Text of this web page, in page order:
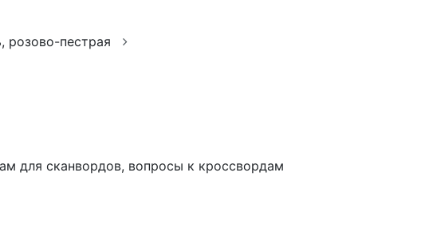
розово-пестрая
для сканвордов, вопросы к кроссвордам